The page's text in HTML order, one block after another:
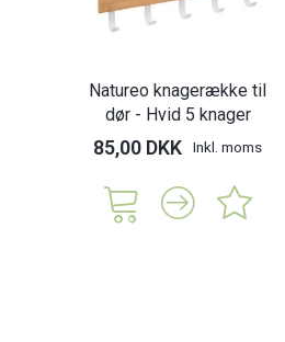
Natureo knagerække til
dør - Hvid 5 knager
85,00 DKK Inkl. moms